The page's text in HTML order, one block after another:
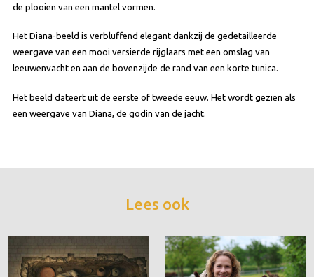
de plooien van een mantel vormen.
Het Diana-beeld is verbluffend elegant dankzij de gedetailleerde
weergave van een mooi versierde rijglaars met een omslag van
leeuwenvacht en aan de bovenzijde de rand van een korte tunica.
Het beeld dateert uit de eerste of tweede eeuw. Het wordt gezien als
een weergave van Diana, de godin van de jacht.
Lees ook